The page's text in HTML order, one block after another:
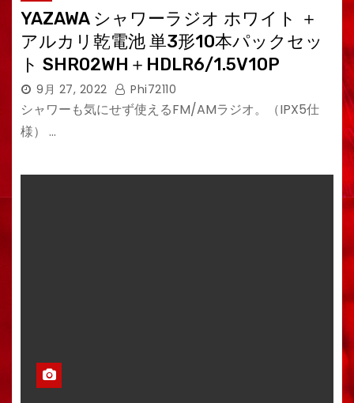
YAZAWA シャワーラジオ ホワイト ＋
アルカリ乾電池 単3形10本パックセッ
ト SHR02WH＋HDLR6/1.5V10P
9月 27, 2022 Phi72110
シャワーも気にせず使えるFM/AMラジオ。（IPX5仕
様） …